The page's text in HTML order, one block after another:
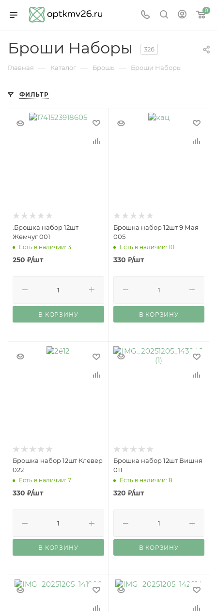
0
Броши Наборы 326
Главная — Каталог — Брошь — Броши Наборы
ФИЛЬТР
.Брошка набор 12шт
Жемчуг 001
Есть в наличии: 3
250 ₽/шт
В КОРЗИНУ
Брошка набор 12шт 9 Мая
005
Есть в наличии: 10
330 ₽/шт
В КОРЗИНУ
Брошка набор 12шт Клевер
022
Есть в наличии: 7
330 ₽/шт
В КОРЗИНУ
Брошка набор 12шт Вишня
011
Есть в наличии: 8
320 ₽/шт
В КОРЗИНУ